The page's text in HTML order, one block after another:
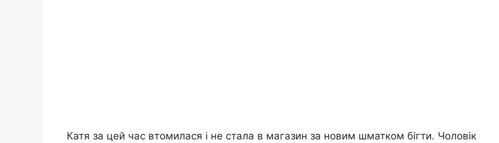
Катя за цей час втомилася і не стала в магазин за новим шматком бігти. Чоловік